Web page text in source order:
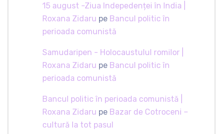
15 august -Ziua Indepedenței în India |
Roxana Zidaru pe Bancul politic în
perioada comunistă
Samudaripen - Holocaustulul romilor |
Roxana Zidaru pe Bancul politic în
perioada comunistă
Bancul politic în perioada comunistă |
Roxana Zidaru pe Bazar de Cotroceni –
cultură la tot pasul